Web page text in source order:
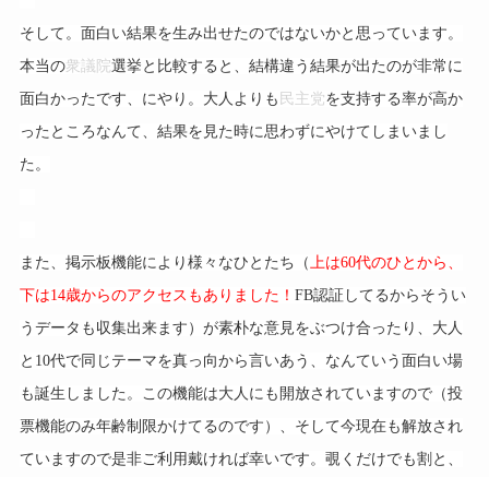
そして。面白い結果を生み出せたのではないかと思っています。
本当の衆議院選挙と比較すると、結構違う結果が出たのが非常に
面白かったです、にやり。大人よりも 民主党を支持する率が高か
ったところなんて、結果を見た時に思わずにやけてしまいまし
た。
また、掲示板機能により様々なひとたち（上は60代のひとから、
下は14歳からのアクセスもありました！ FB認証してるからそうい
うデータも収集出来ます）が素朴な意見をぶつけ合ったり、大人
と10代で同じテーマを真っ向から言いあう、なんていう面白い場
も誕生しました。この機能は大人にも開放されていますので（投
票機能のみ年齢制限かけてるのです）、そして今現在も解放され
ていますので是非ご利用戴ければ幸いです。覗くだけでも割と、